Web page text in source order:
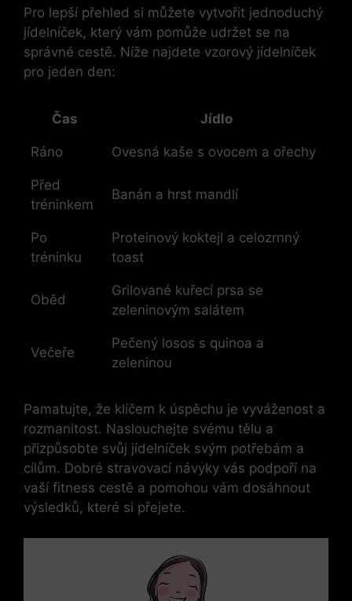
Pro lepší přehled si můžete vytvořit jednoduchý
jídelníček, který vám pomůže udržet se na
správné cestě. Níže najdete vzorový jídelníček
pro jeden den:
Čas Jídlo
Ráno Ovesná kaše s ovocem a ořechy
Před
tréninkem
Banán a hrst mandlí
Po
tréninku
Proteinový koktejl a celozrnný
toast
Oběd
Grilované kuřecí prsa se
zeleninovým salátem
Večeře
Pečený losos s quinoa a
zeleninou
Pamatujte, že klíčem k úspěchu je vyváženost a
rozmanitost. Naslouchejte svému tělu a
přizpůsobte svůj jídelníček svým potřebám a
cílům. Dobré stravovací návyky vás podpoří na
vaší fitness cestě a pomohou vám dosáhnout
výsledků, které si přejete.